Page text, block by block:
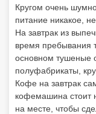
Кругом очень
питание никакое,
На завтрак из
время пребывания
основном тушеные
полуфабрикаты,
Кофе на завтрак
кофемашина стоит
на месте, чтобы